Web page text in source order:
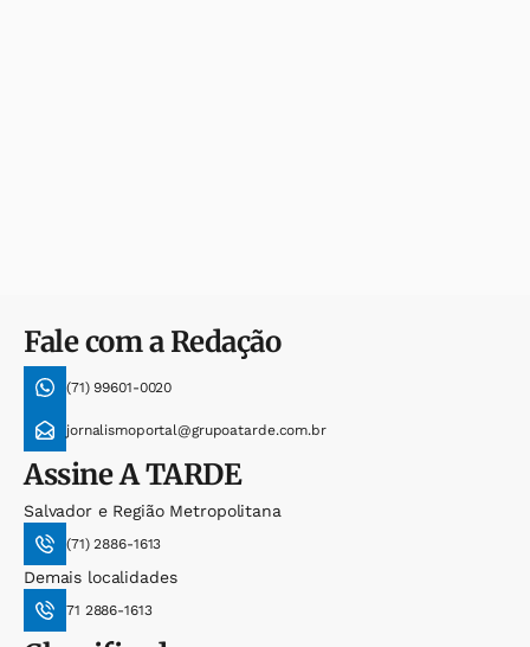
Fale com a Redação
(71) 99601-0020
jornalismoportal@grupoatarde.com.br
AssineA TARDE
Salvador e Região Metropolitana
(71) 2886-1613
Demais localidades
71 2886-1613